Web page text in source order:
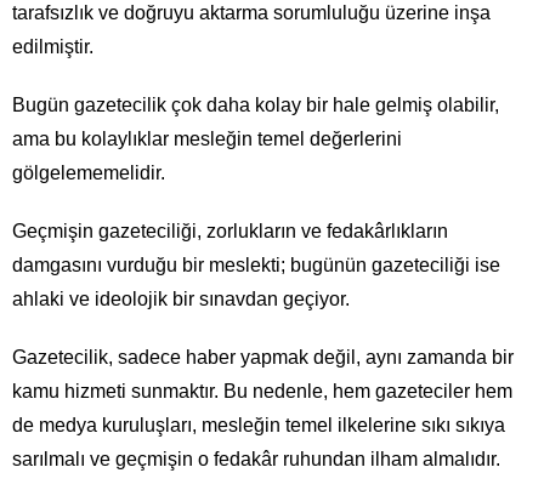
tarafsızlık ve doğruyu aktarma sorumluluğu üzerine inşa
edilmiştir.
Bugün gazetecilik çok daha kolay bir hale gelmiş olabilir,
ama bu kolaylıklar mesleğin temel değerlerini
gölgelememelidir.
Geçmişin gazeteciliği, zorlukların ve fedakârlıkların
damgasını vurduğu bir meslekti; bugünün gazeteciliği ise
ahlaki ve ideolojik bir sınavdan geçiyor.
Gazetecilik, sadece haber yapmak değil, aynı zamanda bir
kamu hizmeti sunmaktır. Bu nedenle, hem gazeteciler hem
de medya kuruluşları, mesleğin temel ilkelerine sıkı sıkıya
sarılmalı ve geçmişin o fedakâr ruhundan ilham almalıdır.